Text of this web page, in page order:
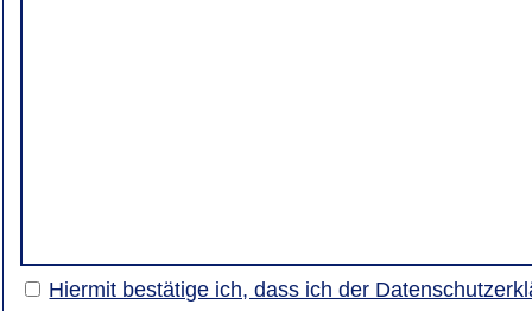
Hiermit bestätige ich, dass ich der